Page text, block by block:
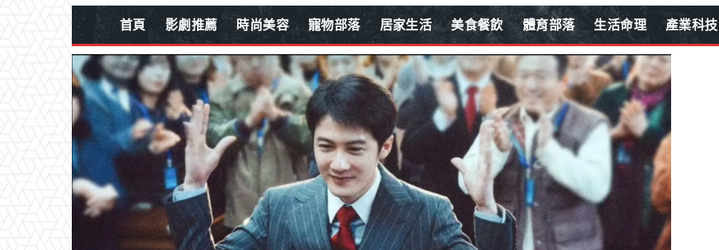
首頁 影劇推薦 時尚美容 寵物部落 居家生活 美食餐飲 體育部落 生活命理 產業科技